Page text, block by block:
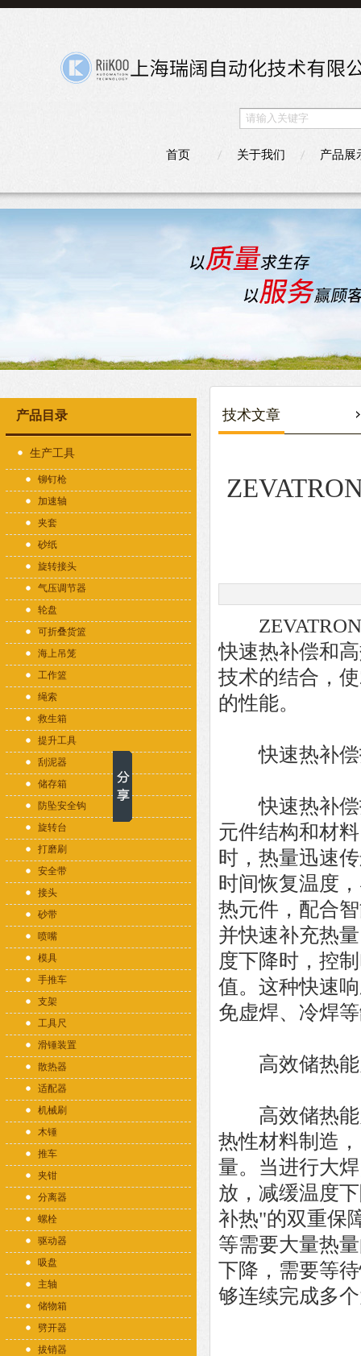
首页 关于我们 产品展
产品目录
生产工具
铆钉枪
加速轴
夹套
砂纸
旋转接头
气压调节器
轮盘
可折叠货篮
海上吊笼
工作篮
绳索
救生箱
提升工具
刮泥器
储存箱
防坠安全钩
旋转台
打磨刷
安全带
接头
砂带
喷嘴
模具
手推车
支架
工具尺
滑锤装置
散热器
适配器
机械刷
木锤
推车
夹钳
分离器
螺栓
驱动器
吸盘
主轴
储物箱
劈开器
拔销器
技术文章
ZEVATRON
快速热补偿和
技术的结合，使
的性能。
快速热补偿
快速热补偿
元件结构和材
时，热量迅速
时间恢复温度
热元件，配合
并快速补充热
度下降时，控
值。这种快速
免虚焊、冷焊
高效储热能
高效储热能
热性材料制造
量。当进行大
放，减缓温度
补热"的双重保
等需要大量热
下降，需要等
够连续完成多